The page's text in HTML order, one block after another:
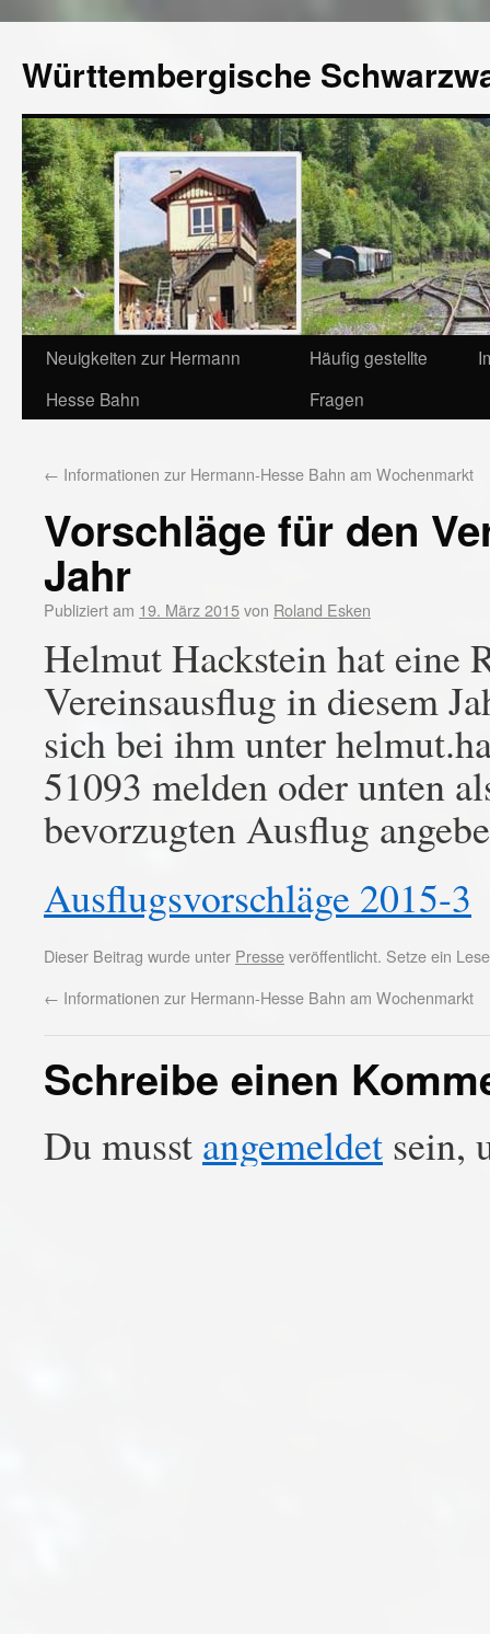
Württembergische
Neuigkeiten zur Hermann
Hesse Bahn
Häufig gestellte
Fragen
← Informationen zur Hermann-Hesse Bahn am Wochenmarkt
Vorschläge für den
Jahr
Publiziert am 19. März 2015von Roland Esken
Helmut Hackstein hat eine
Vereinsausflug in diesem
sich bei ihm unter
51093 melden oder unten
bevorzugten Ausflug
Ausflugsvorschläge 2015-3
Dieser Beitrag wurde unter Presseveröffentlicht. Setze ein
← Informationen zur Hermann-Hesse Bahn am Wochenmarkt
Schreibe einen
Du musst angemeldet sein,